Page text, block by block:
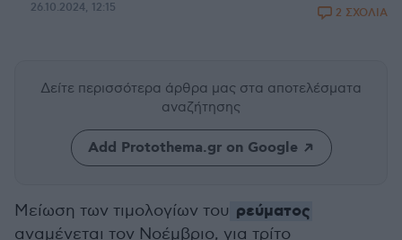
26.10.2024, 12:15 2 ΣΧΟΛΙΑ
Δείτε περισσότερα άρθρα μας στα αποτελέσματα
αναζήτησης
Add Protothema.gr on Google
Μείωση των τιμολογίων του ρεύματος
αναμένεται τον Νοέμβριο, για τρίτο